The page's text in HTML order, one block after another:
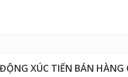
XÚC TIẾN BÁN